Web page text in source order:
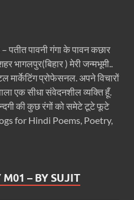
पतीत पावनी गंगा के पावन कछार
भागलपुर(बिहार ) मेरी जन्मभूमी..
मार्केटिंग प्रोफेसनल. अपने विचारों
एक सीधा संवेदनशील व्यक्ति हूँ.
की कुछ रंगों को समेटे टूटे फूटे
for Hindi Poems, Poetry,
– BY SUJIT